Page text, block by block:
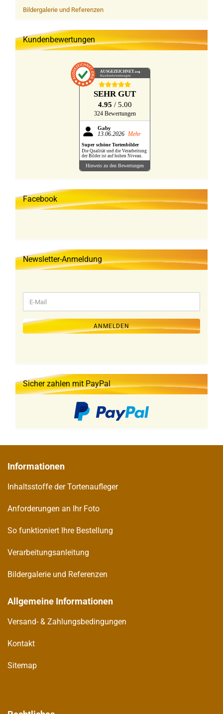
Bildergalerie und Referenzen
Kundenbewertungen
AUSGEZEICHNET.org
Kundenbewertungen
SEHR GUT
4.95 / 5.00
324 Bewertungen
Gaby
13.06.2026 Mehr
Super schöne Tortenbilder
Die Qualität und die Verarbeitung
der Bilder ist auf hohen Niveau.
Hinweis zu den Bewertungen
Facebook
Newsletter-Anmeldung
ZUR
ANMELDUNG
E-
Mail
ANMELDEN
Sicher zahlen mit PayPal
Informationen
Inhaltsstoffe der Tortenaufleger
Anforderungen an Ihr Foto
So funktioniert Ihre Bestellung
Verarbeitungsanleitung
Bildergalerie und Referenzen
Allgemeine Informationen
Versand- & Zahlungsbedingungen
Kontakt
Sitemap